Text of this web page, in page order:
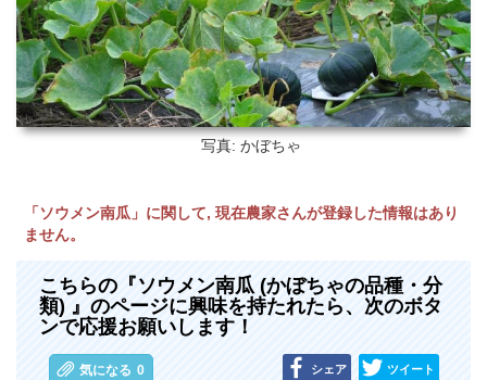
写真: かぼちゃ
「ソウメン南瓜」に関して, 現在農家さんが登録した情報はあり
ません。
こちらの『ソウメン南瓜 (かぼちゃの品種・分
類) 』のページに興味を持たれたら、次のボタ
ンで応援お願いします！
気になる 0 シェア ツイート